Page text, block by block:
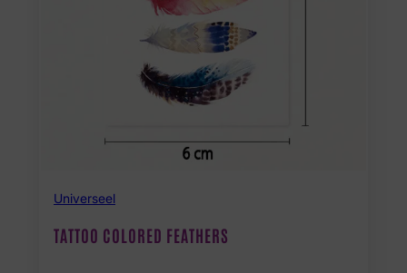
Universeel
TATTOO COLORED FEATHERS